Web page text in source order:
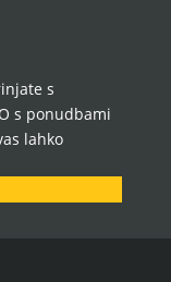
s
s ponudbami
lahko